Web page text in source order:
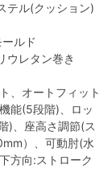
テル(クッション)
ルド
ウレタン巻き
、オートフィット
能(5段階)、ロッ
)、座高さ調節(ス
）、可動肘(水
方向:ストローク